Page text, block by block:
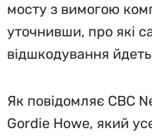
мосту з вимогою
уточнивши, про які
відшкодування
Як повідомляє CBC
Gordie Howe, який